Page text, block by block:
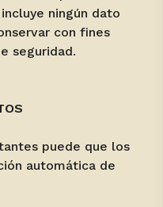
ningún dato
con fines
seguridad.
puede que los
automática de